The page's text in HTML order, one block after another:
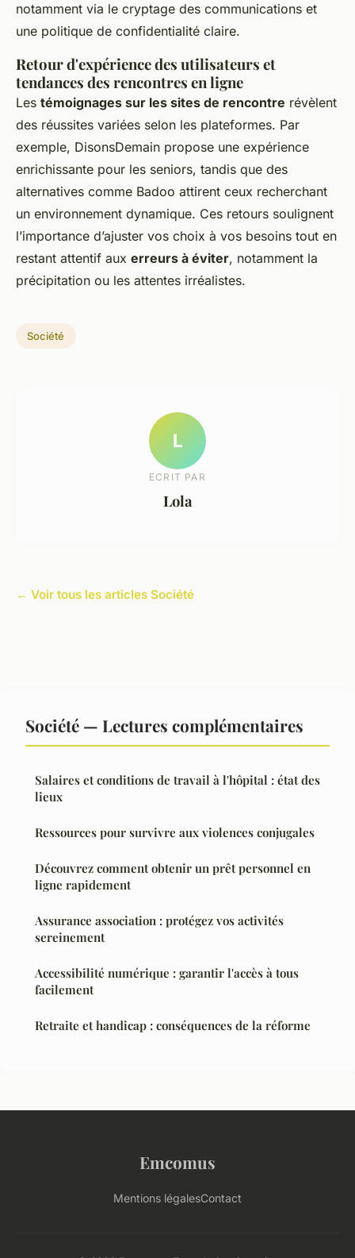
notamment via le cryptage des communications et
une politique de confidentialité claire.
Retour d'expérience des utilisateurs et
tendances des rencontres en ligne
Les témoignages sur les sites de rencontre révèlent
des réussites variées selon les plateformes. Par
exemple, DisonsDemain propose une expérience
enrichissante pour les seniors, tandis que des
alternatives comme Badoo attirent ceux recherchant
un environnement dynamique. Ces retours soulignent
l’importance d’ajuster vos choix à vos besoins tout en
restant attentif aux erreurs à éviter, notamment la
précipitation ou les attentes irréalistes.
Société
L
ECRIT PAR
Lola
← Voir tous les articles Société
Société — Lectures complémentaires
Salaires et conditions de travail à l'hôpital : état des
lieux
Ressources pour survivre aux violences conjugales
Découvrez comment obtenir un prêt personnel en
ligne rapidement
Assurance association : protégez vos activités
sereinement
Accessibilité numérique : garantir l'accès à tous
facilement
Retraite et handicap : conséquences de la réforme
Emcomus
Mentions légalesContact